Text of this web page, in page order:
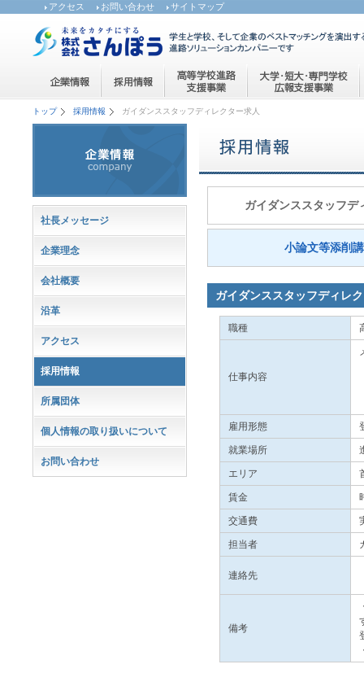
アクセス お問い合わせ サイトマップ
ガイダンススタッフデ
小論文等添削
ガイダンススタッフディレ
職種
仕事内容
雇用形態
就業場所
エリア
賃金
交通費
担当者
連絡先
備考
社長メッセージ
企業理念
会社概要
沿革
アクセス
採用情報
所属団体
個人情報の取り扱いについて
お問い合わせ
トップ 採用情報 ガイダンススタッフディレクター求人